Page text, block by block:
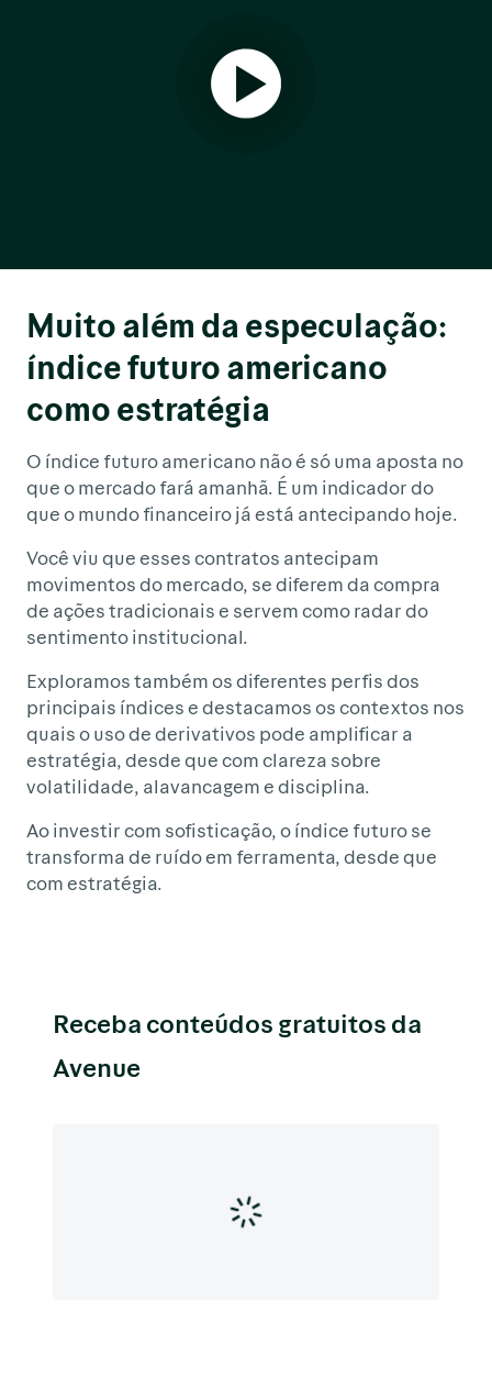
Muito além da especulação:
índice futuro americano
como estratégia
O índice futuro americano não é só uma aposta no
que o mercado fará amanhã. É um indicador do
que o mundo financeiro já está antecipando hoje.
Você viu que esses contratos antecipam
movimentos do mercado, se diferem da compra
de ações tradicionais e servem como radar do
sentimento institucional.
Exploramos também os diferentes perfis dos
principais índices e destacamos os contextos nos
quais o uso de derivativos pode amplificar a
estratégia, desde que com clareza sobre
volatilidade, alavancagem e disciplina.
Ao investir com sofisticação, o índice futuro se
transforma de ruído em ferramenta, desde que
com estratégia.
Receba conteúdos gratuitos da
Avenue